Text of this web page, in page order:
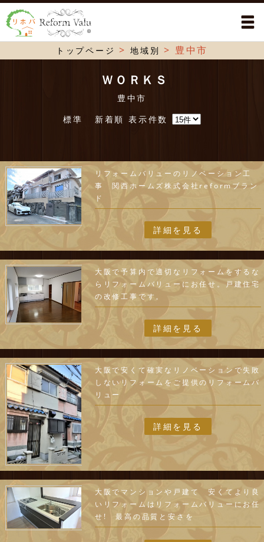
トップページ > 地域別 > 豊中市
ＷＯＲＫＳ
豊中市
標準
新着順 表示件数
リフォームバリューのリノベーション工
事 関西ホームズ株式会社reformブラン
ド
詳細を見る
大阪で予算内で適切なリフォームをするな
らリフォームバリューにお任せ。戸建住宅
の改修工事です。
詳細を見る
大阪で安くて確実なリノベーションで失敗
しないリフォームをご提供のリフォームバ
リュー
詳細を見る
大阪でマンションや戸建て 安くてより良
いリフォームはリフォームバリューにお任
せ! 最高の品質と安さを